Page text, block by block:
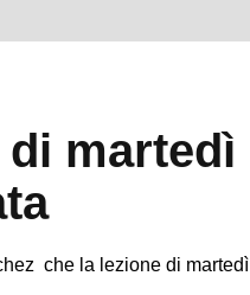
martedì
che la lezione di